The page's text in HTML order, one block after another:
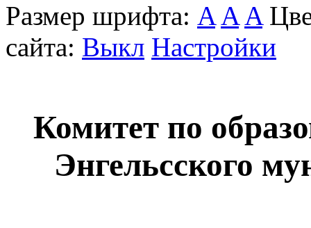
Размер шрифта: A A A
сайта: Выкл Настройки
Комитет по
Энгельcского